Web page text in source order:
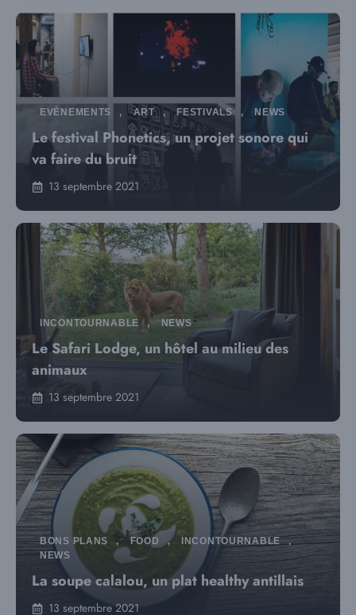
EVÈNEMENTS , ART , FESTIVALS , NEWS
Le festival Phonetics, un projet sonore qui
va faire du bruit
13 septembre 2021
INCONTOURNABLE , NEWS
Le Safari Lodge, un hôtel au milieu des
animaux
13 septembre 2021
BONS PLANS , FOOD , INCONTOURNABLE
,
NEWS
La soupe calalou, un plat healthy antillais
13 septembre 2021